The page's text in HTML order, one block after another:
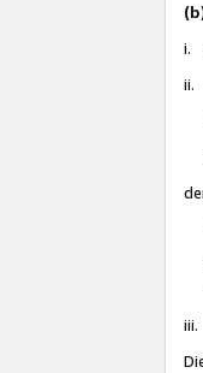
i.
ii.
iii.